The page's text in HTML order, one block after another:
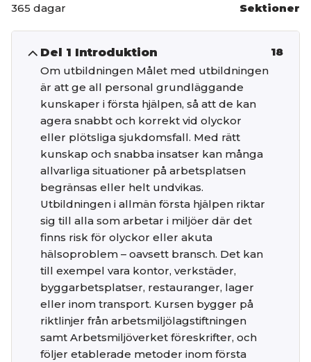
365 dagar
Sektioner
Del 1 Introduktion
Om utbildningen Målet med utbildningen
är att ge all personal grundläggande
kunskaper i första hjälpen, så att de kan
agera snabbt och korrekt vid olyckor
eller plötsliga sjukdomsfall. Med rätt
kunskap och snabba insatser kan många
allvarliga situationer på arbetsplatsen
begränsas eller helt undvikas.
Utbildningen i allmän första hjälpen riktar
sig till alla som arbetar i miljöer där det
finns risk för olyckor eller akuta
hälsoproblem – oavsett bransch. Det kan
till exempel vara kontor, verkstäder,
byggarbetsplatser, restauranger, lager
eller inom transport. Kursen bygger på
riktlinjer från arbetsmiljölagstiftningen
samt Arbetsmiljöverket föreskrifter, och
följer etablerade metoder inom första
18